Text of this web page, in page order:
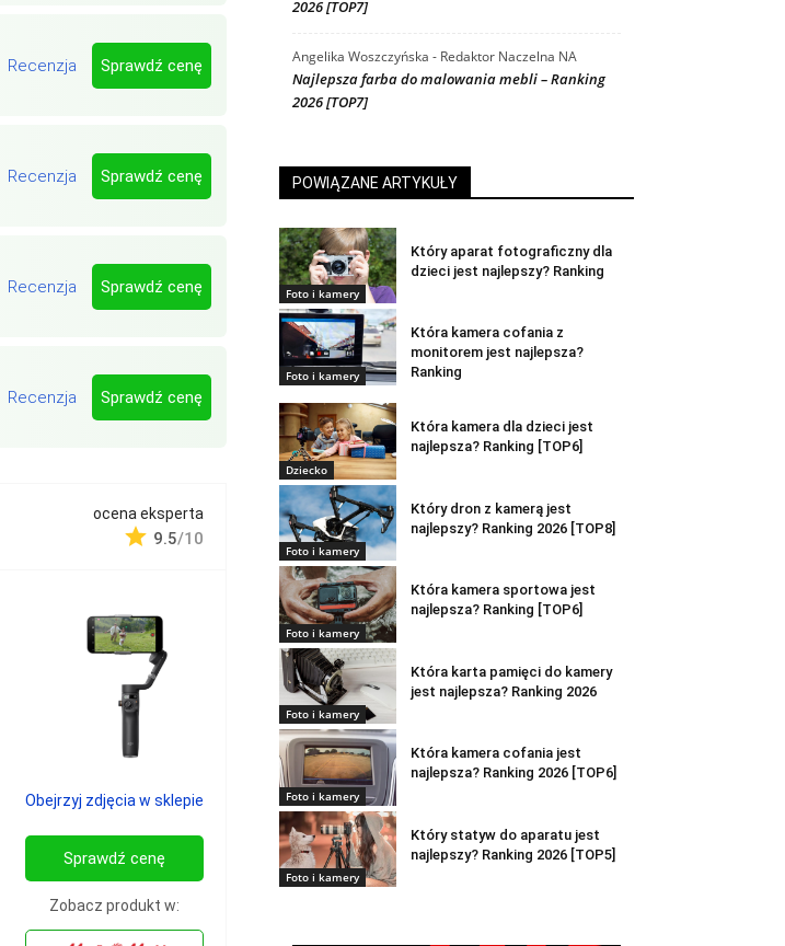
Recenzja Sprawdź cenę
Recenzja Sprawdź cenę
Recenzja Sprawdź cenę
Recenzja Sprawdź cenę
ocena eksperta
9.5/10
Obejrzyj zdjęcia w sklepie
Sprawdź cenę
Zobacz produkt w:
2026 [TOP7]
Angelika Woszczyńska - Redaktor Naczelna NA
Najlepsza farba do malowania mebli – Ranking
2026 [TOP7]
POWIĄZANE ARTYKUŁY
Foto i kamery
Który aparat fotograficzny dla
dzieci jest najlepszy? Ranking
Foto i kamery
Która kamera cofania z
monitorem jest najlepsza?
Ranking
Dziecko
Która kamera dla dzieci jest
najlepsza? Ranking [TOP6]
Foto i kamery
Który dron z kamerą jest
najlepszy? Ranking 2026 [TOP8]
Foto i kamery
Która kamera sportowa jest
najlepsza? Ranking [TOP6]
Foto i kamery
Która karta pamięci do kamery
jest najlepsza? Ranking 2026
Foto i kamery
Która kamera cofania jest
najlepsza? Ranking 2026 [TOP6]
Foto i kamery
Który statyw do aparatu jest
najlepszy? Ranking 2026 [TOP5]